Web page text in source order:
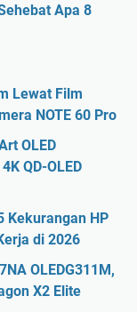
Apa 8
Lewat Film
NOTE 60 Pro
OLED
QD-OLED
Kekurangan HP
di 2026
OLEDG311M,
X2 Elite